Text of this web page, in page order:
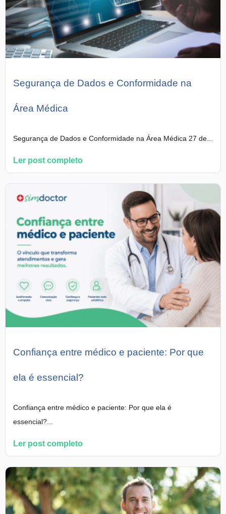
Segurança de Dados e Conformidade na
Área Médica
Segurança de Dados e Conformidade na Área Médica 27 de...
Ler post completo
Confiança entre médico e paciente: Por que
ela é essencial?
Confiança entre médico e paciente: Por que ela é
essencial?...
Ler post completo